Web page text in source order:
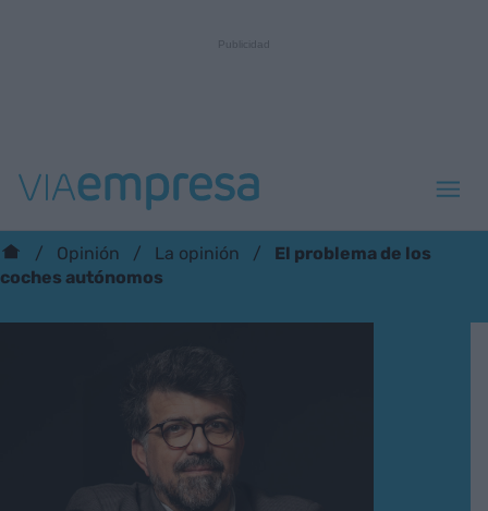
Opinión La opinión
El problema de los
coches autónomos